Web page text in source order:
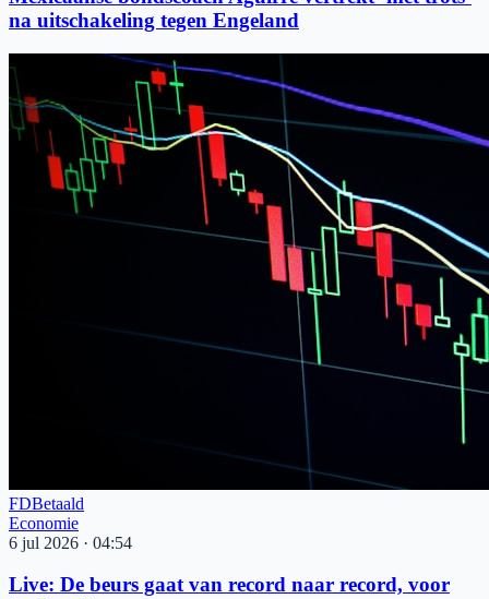
na uitschakeling tegen Engeland
FDBetaald
Economie
6 jul 2026 · 04:54
Live: De beurs gaat van record naar record, voor